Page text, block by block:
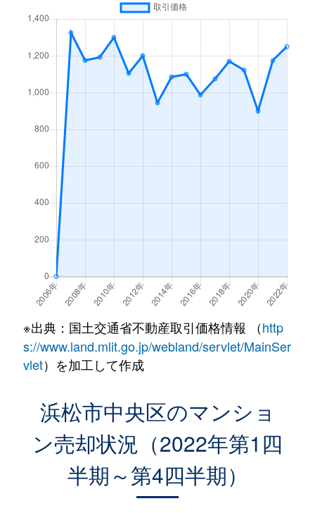
※出典：国土交通省不動産取引価格情報 （http
s://www.land.mlit.go.jp/webland/servlet/MainSer
vlet）を加工して作成
浜松市中央区のマンショ
ン売却状況（2022年第1四
半期～第4四半期）